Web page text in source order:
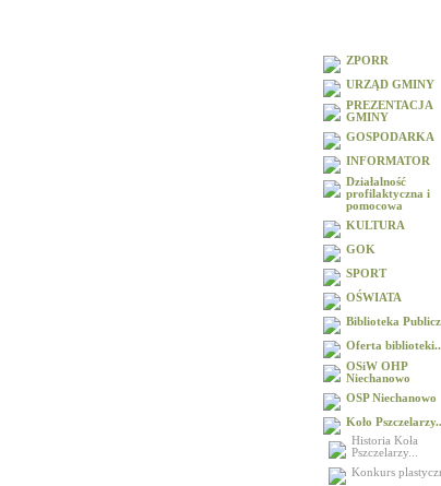
ZPORR
URZĄD GMINY
PREZENTACJA
GMINY
GOSPODARKA
INFORMATOR
Działalność
profilaktyczna i
pomocowa
KULTURA
GOK
SPORT
OŚWIATA
Biblioteka
Oferta
OSiW OHP
Niechanowo
OSP Niechanowo
Koło
Historia Koła
Pszczelarzy...
Konkurs